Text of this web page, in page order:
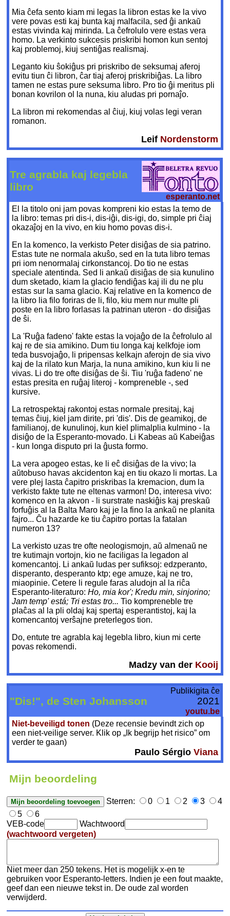
Mia ĉefa sento kiam mi legas la libron estas ke la vivo
vere povas esti kaj bunta kaj malfacila, sed ĝi ankaŭ
estas vivinda kaj mirinda. La ĉefrolulo vere estas vera
homo. La verkinto sukcesis priskribi homon kun sentoj
kaj problemoj, kiuj sentiĝas realismaj.
Leganto kiu ŝokiĝus pri priskribo de seksumaj aferoj
evitu tiun ĉi libron, ĉar tiaj aferoj priskribiĝas. La libro
tamen ne estas pure seksuma libro. Pro tio ĝi meritus pli
bonan kovrilon ol la nuna, kiu aludas pri pornaĵo.
La libron mi rekomendas al ĉiuj, kiuj volas legi veran
romanon.
Leif Nordenstorm
Tre agrabla kaj legebla
libro
esperanto.net
El la titolo oni jam povas kompreni kio estas la temo de
la libro: temas pri dis-i, dis-iĝi, dis-igi, do, simple pri ĉiaj
okazaĵoj en la vivo, en kiu homo povas dis-i.
En la komenco, la verkisto Peter disiĝas de sia patrino.
Estas tute ne normala akuŝo, sed en la tuta libro temas
pri iom nenormalaj cirkonstancoj. Do tio ne estas
speciale atentinda. Sed li ankaŭ disiĝas de sia kunulino
dum sketado, kiam la glacio fendiĝas kaj ili du ne plu
estas sur la sama glacio. Kaj relative en la komenco de
la libro lia filo foriras de li, filo, kiu mem nur multe pli
poste en la libro forlasas la patrinan uteron - do disiĝas
de ŝi.
La 'Ruĝa fadeno' fakte estas la vojaĝo de la ĉefrolulo al
kaj re de sia amikino. Dum tiu longa kaj kelkfoje iom
teda busvojaĝo, li pripensas kelkajn aferojn de sia vivo
kaj de la rilato kun Marja, la nuna amikino, kun kiu li ne
vivas. Li do tre ofte disiĝas de ŝi. Tiu 'ruĝa fadeno' ne
estas presita en ruĝaj literoj - kompreneble -, sed
kursive.
La retrospektaj rakontoj estas normale presitaj, kaj
temas ĉiuj, kiel jam dirite, pri 'dis'. Dis de geamikoj, de
familianoj, de kunulinoj, kun kiel plimalplia kulmino - la
disiĝo de la Esperanto-movado. Li Kabeas aŭ Kabeiĝas
- kun longa disputo pri la ĝusta formo.
La vera apogeo estas, ke li eĉ disiĝas de la vivo; la
aŭtobuso havas akcidenton kaj en tiu okazo li mortas. La
vere plej lasta ĉapitro priskribas la kremacion, dum la
verkisto fakte tute ne eltenas varmon! Do, interesa vivo:
komenco en la akvon - li surstrate naskiĝis kaj preskaŭ
forfuĝis al la Balta Maro kaj je la fino la ankaŭ ne planita
fajro... Ĉu hazarde ke tiu ĉapitro portas la fatalan
numeron 13?
La verkisto uzas tre ofte neologismojn, aŭ almenaŭ ne
tre kutimajn vortojn, kio ne faciligas la legadon al
komencantoj. Li ankaŭ ludas per sufiksoj: edzperanto,
disperanto, desperanto ktp; ege amuze, kaj ne tro,
miaopinie. Cetere li regule faras aludojn al la riĉa
Esperanto-literaturo:Ho, mia kor'; Kredu min, sinjorino;
Jam temp' está; Tri estas tro... Tio kompreneble tre
plaĉas al la pli oldaj kaj spertaj esperantistoj, kaj la
komencantoj verŝajne preterlegos tion.
Do, entute tre agrabla kaj legebla libro, kiun mi certe
povas rekomendi.
Madzy van der Kooij
"Dis!", de Sten Johansson
Publikigita ĉe
2021
youtu.be
Niet-beveiligd tonen (Deze recensie bevindt zich op
een niet-veilige server. Klik op „Ik begrijp het risico” om
verder te gaan)
Paulo Sérgio Viana
Mijn beoordeling
Sterren: 0 1 2 3
4
5
6
VEB-code
Wachtwoord
(wachtwoord vergeten)
Niet meer dan 250 tekens. Het is mogelijk x-en te
gebruiken voor Esperanto-letters. Indien je een fout maakte,
geef dan een nieuwe tekst in. De oude zal worden
verwijderd.